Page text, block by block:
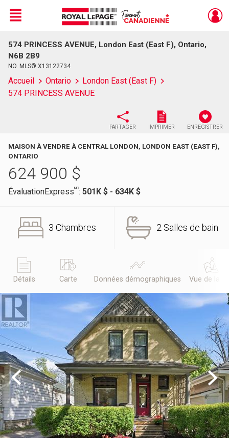
Live
En Direct
Menu
574 PRINCESS AVENUE, London East (East F), Ontario,
N6B 2B9
NO. MLS® X13122734
Accueil Ontario
London East (East F)
574 PRINCESS AVENUE
PARTAGER IMPRIMER ENREGISTRER
MAISON À VENDRE À CENTRAL LONDON, LONDON EAST (EAST F),
ONTARIO
624 900 $
ÉvaluationExpressMC: 501K $ - 634K $
3 Chambres 2 Salles de bain
Détails Carte Données démographiques Vue de la
Previous Next